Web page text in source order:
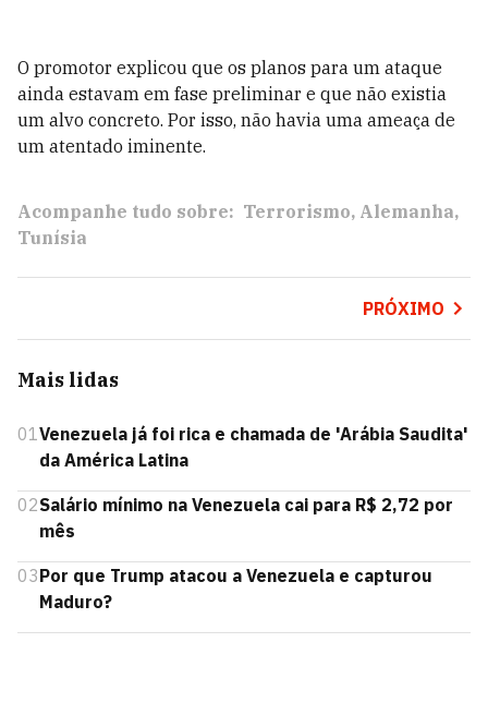
O promotor explicou que os planos para um ataque
ainda estavam em fase preliminar e que não existia
um alvo concreto. Por isso, não havia uma ameaça de
um atentado iminente.
Acompanhe tudo sobre: Terrorismo Alemanha
Tunísia
PRÓXIMO
Mais lidas
01Venezuela já foi rica e chamada de 'Arábia Saudita'
da América Latina
02Salário mínimo na Venezuela cai para R$ 2,72 por
mês
03Por que Trump atacou a Venezuela e capturou
Maduro?